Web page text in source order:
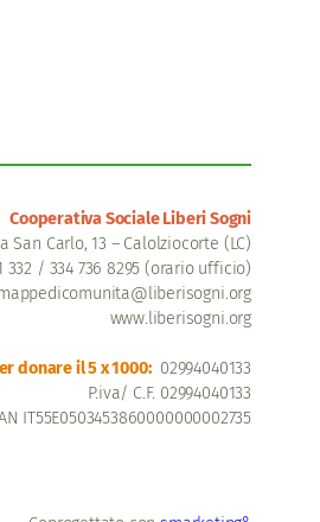
Cooperativa Sociale Liberi Sogni
San Carlo, 13 – Calolziocorte (LC)
332 / 334 736 8295 (orario ufficio)
www.liberisogni.org
donare il 5 x 1000:02994040133
P.iva/ C.F. 02994040133
IT55E0503453860000000002735